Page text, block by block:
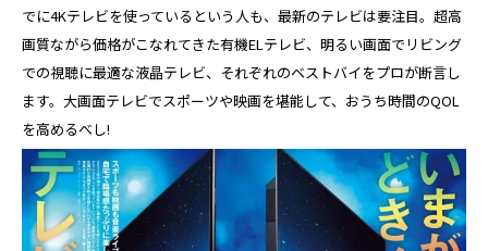
でに4Kテレビを使っているという人も、最新のテレビは要注目。超高
画質ながら価格がこなれてきた有機ELテレビ、明るい画面でリビング
での視聴に最適な液晶テレビ、それぞれのベストバイをプロが断言し
ます。大画面テレビでスポーツや映画を堪能して、おうち時間のQOL
を高めるべし!